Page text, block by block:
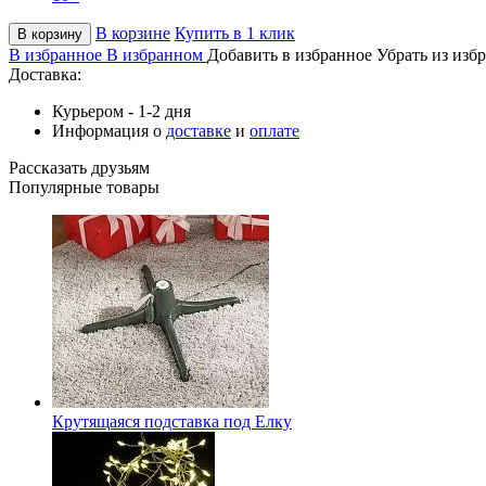
В корзину В корзине Купить в 1 клик
В избранное В избранном Добавить в избранное Убрать из
Доставка:
Курьером - 1-2 дня
Информация о доставке и оплате
Рассказать друзьям
Популярные товары
Крутящаяся подставка под Елку